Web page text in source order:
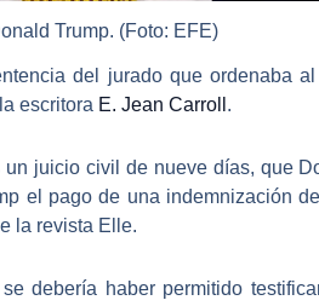
Trump. (Foto: EFE)
del jurado que ordenaba al
escritora E. Jean Carroll .
juicio civil de nueve días, que
el pago de una indemnización
la revista Elle.
debería haber permitido